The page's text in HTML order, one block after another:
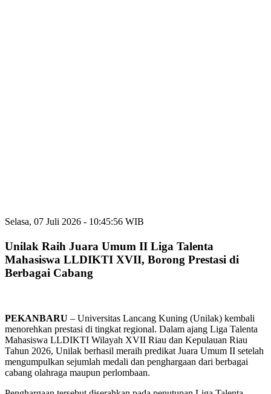
Selasa, 07 Juli 2026 - 10:45:56 WIB
Unilak Raih Juara Umum II Liga Talenta
Mahasiswa LLDIKTI XVII, Borong Prestasi di
Berbagai Cabang
PEKANBARU – Universitas Lancang Kuning (Unilak) kembali
menorehkan prestasi di tingkat regional. Dalam ajang Liga Talenta
Mahasiswa LLDIKTI Wilayah XVII Riau dan Kepulauan Riau
Tahun 2026, Unilak berhasil meraih predikat Juara Umum II setelah
mengumpulkan sejumlah medali dan penghargaan dari berbagai
cabang olahraga maupun perlombaan.